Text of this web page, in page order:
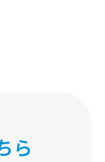
ら